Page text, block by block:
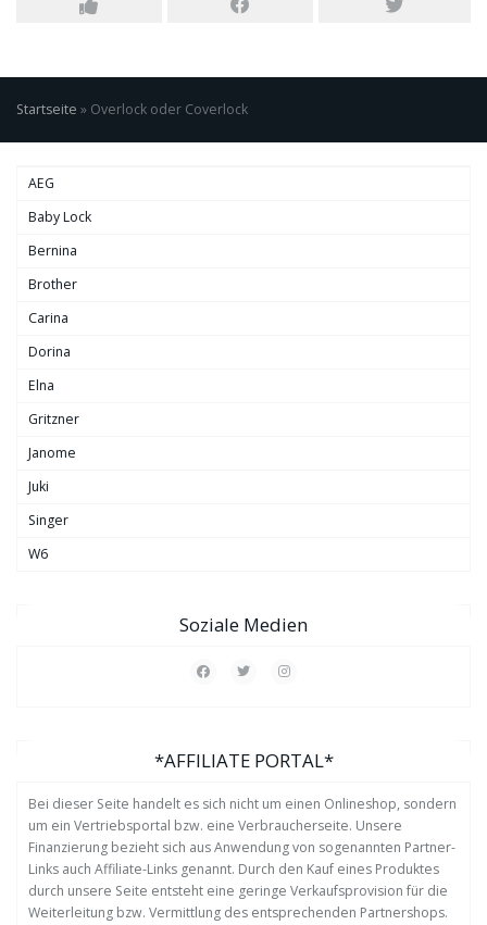
Startseite » Overlock oder Coverlock
AEG
Baby Lock
Bernina
Brother
Carina
Dorina
Elna
Gritzner
Janome
Juki
Singer
W6
Soziale Medien
*AFFILIATE PORTAL*
Bei dieser Seite handelt es sich nicht um einen Onlineshop, sondern
um ein Vertriebsportal bzw. eine Verbraucherseite. Unsere
Finanzierung bezieht sich aus Anwendung von sogenannten Partner-
Links auch Affiliate-Links genannt. Durch den Kauf eines Produktes
durch unsere Seite entsteht eine geringe Verkaufsprovision für die
Weiterleitung bzw. Vermittlung des entsprechenden Partnershops.